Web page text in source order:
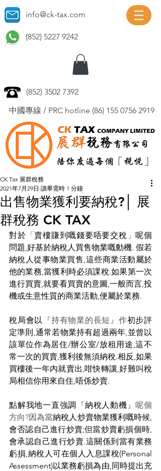
info@ck-tax.com
(852) 5227 9242
(852) 3502 7392
中國專線 / PRC hotline (86) 155 0756 2919
出售物業獲利要納稅?│ 展
群稅務 CK TAX
CK Tax 展群稅務
2021年7月29日 讀畢需時 1 分鐘
對於 「賣樓賺到嘅錢要唔要交稅 」呢個
問題,好基於納稅人買售物業嘅動機. 假若
納稅人從事物業買售,這些商業活動屬於
他的業務,當獲利時必須課稅.如果第一次
進行買賣,就要看買賣的意圖,一般而言,投
機或生意性質的商業活動,便屬於業務.
稅局會以 『持有物業的長短』作初步評
定準則,通常若物業持有超過兩年,並曾以
該單位作為居住/辦公室/放租用途,這不
常一次的買賣,獲利後無須納稅.相反,如果
買樓後一年內就賣出,咁快轉讓,好難叫稅
局相信你用來自住,唔係炒賣.
點解我地一直強調 『納稅人動機 』呢個
方向?因為當納稅人炒賣物業獲利嘅時候,
會否認自己進行炒賣;但當炒賣虧損個時,
會承認自己進行炒賣.這關係到當有業務
虧損,納稅人可在個人入息課稅(Personal
Assessment)以業務虧損為由,同時提出充